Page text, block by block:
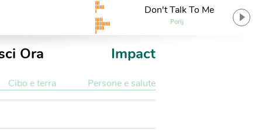
Don't Talk To Me
Porij
Ora Impact
Cibo e terra Persone e salute